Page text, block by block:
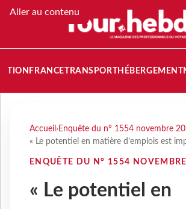
Aller au contenu
FRANCETRANSPORT HÉBERGEMENT
Accueil › Enquête du n° 1554 novembre
« Le potentiel en matière d’emplois est
ENQUÊTE DU N° 1554
« Le potentiel en